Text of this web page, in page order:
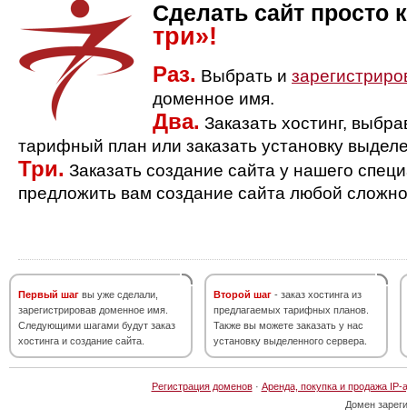
Сделать сайт просто
три»!
Раз. Выбрать и
доменное имя.
Два. Заказать хостинг,
тарифный план или заказать установку
Три. Заказать создание сайта у нашего
предложить вам создание сайта любой
Первый шаг вы уже сделали,
зарегистрировав доменное имя.
Следующими шагами будут заказ
хостинга и создание сайта.
Второй шаг - заказ хостинга из
предлагаемых тарифных планов.
Также вы можете заказать у нас
установку выделенного сервера.
Регистрация доменов· Аренда, покупка и продажа IP-
Домен